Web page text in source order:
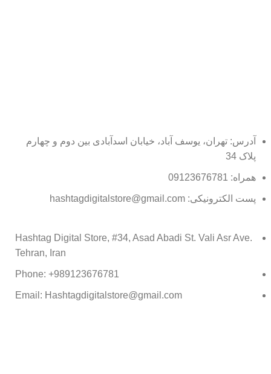
آدرس: تهران، یوسف آباد، خیابان اسدآبادی بین دوم و چهارم
پلاک 34
همراه: 09123676781
پست الکترونیکی: hashtagdigitalstore@gmail.com
Hashtag Digital Store, #34, Asad Abadi St. Vali Asr Ave.
Tehran, Iran
Phone: +989123676781
Email: Hashtagdigitalstore@gmail.com